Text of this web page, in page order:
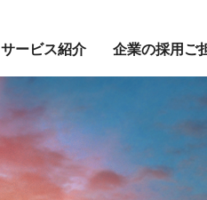
サービス紹介
正社員をお考えの方
派遣・紹介予定派遣をお考えの方
企業の採用ご